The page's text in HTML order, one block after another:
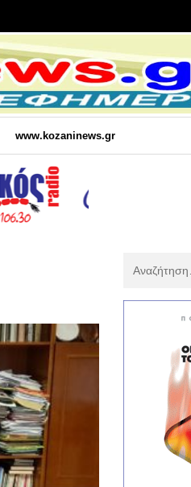
www.kozaninews.gr
: